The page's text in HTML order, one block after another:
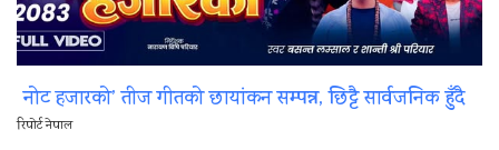
नोट हजारको’ तीज गीतको छायांकन सम्पन्न, छिट्टै सार्वजनिक हुँदै
रिपोर्ट नेपाल